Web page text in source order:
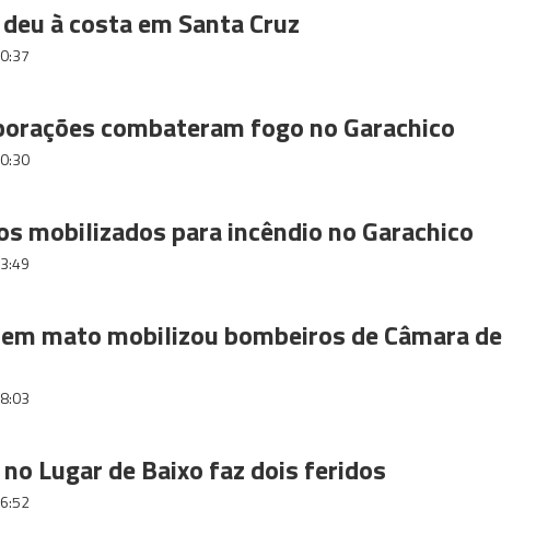
à costa em Santa Cruz
combateram fogo no Garachico
mobilizados para incêndio no Garachico
mato mobilizou bombeiros de Câmara de
Lugar de Baixo faz dois feridos